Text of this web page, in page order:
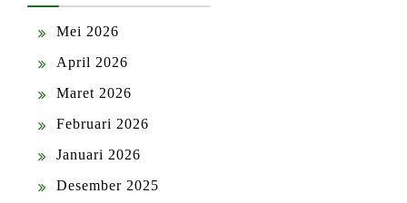
Mei 2026
April 2026
Maret 2026
Februari 2026
Januari 2026
Desember 2025